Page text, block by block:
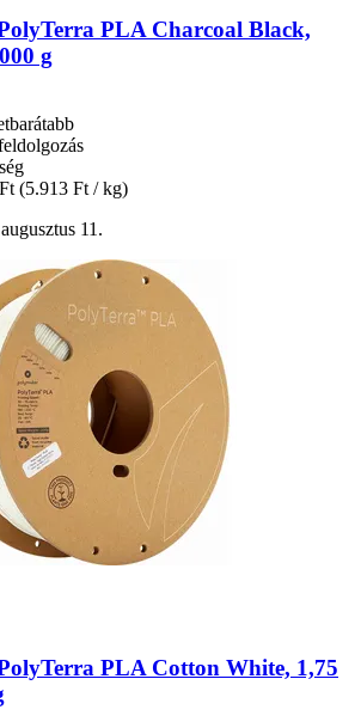
PLA Charcoal Black,
g
(5.913 Ft / kg)
11.
PLA Cotton White, 1,75